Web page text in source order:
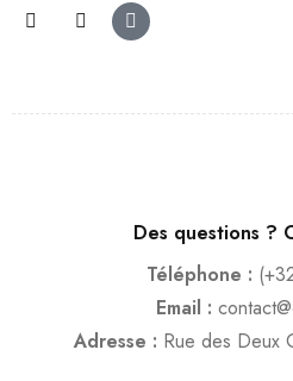
Des questions ?
Téléphone :
Email :
Adresse : Rue des Deux